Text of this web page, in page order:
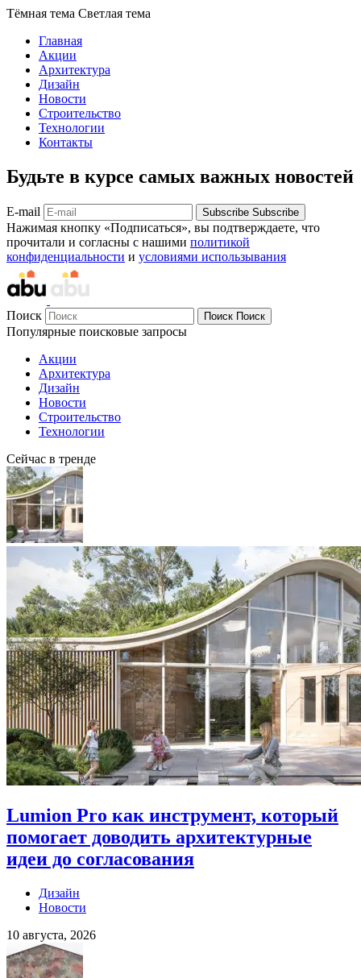
Тёмная тема Светлая тема
Главная
Акции
Архитектура
Дизайн
Новости
Строительство
Технологии
Контакты
Будьте в курсе самых важных новостей
E-mail Subscribe Subscribe
Нажимая кнопку «Подписаться», вы подтверждаете, что
прочитали и согласны с нашими политикой
конфиденциальности и условиями использывания
Поиск Поиск Поиск
Популярные поисковые запросы
Акции
Архитектура
Дизайн
Новости
Строительство
Технологии
Сейчас в тренде
Lumion Pro как инструмент, который
помогает доводить архитектурные
идеи до согласования
Дизайн
Новости
10 августа, 2026